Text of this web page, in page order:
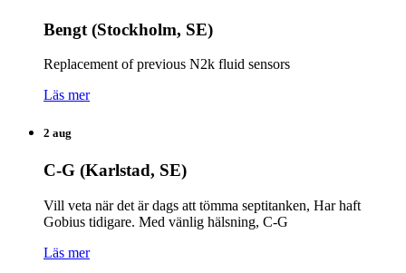
Bengt (Stockholm, SE)
Replacement of previous N2k fluid sensors
Läs mer
2 aug
C-G (Karlstad, SE)
Vill veta när det är dags att tömma septitanken, Har haft
Gobius tidigare. Med vänlig hälsning, C-G
Läs mer